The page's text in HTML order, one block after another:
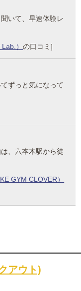
いて、早速体験レ
Lab.）の口コミ]
ずっと気になって
、六本木駅から徒
GYM CLOVER）
アウト)